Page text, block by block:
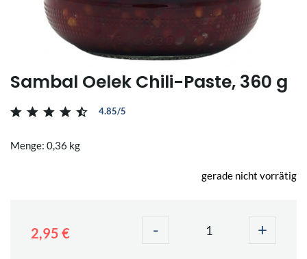
Sambal Oelek Chili-Paste, 360 g
4.85/5
Menge: 0,36 kg
gerade nicht vorrätig
2,95 € - +